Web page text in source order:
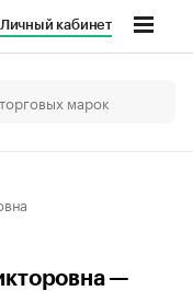
Личный кабинет
—